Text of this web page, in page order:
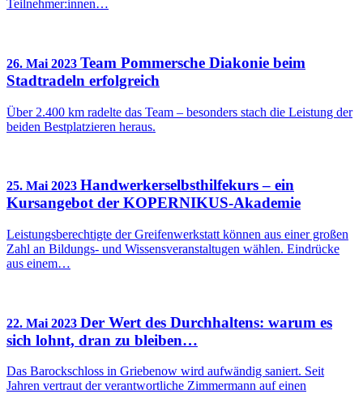
Teilnehmer:innen…
26. Mai 2023 Team Pommersche Diakonie beim
Stadtradeln erfolgreich
Über 2.400 km radelte das Team – besonders stach die Leistung der
beiden Bestplatzieren heraus.
25. Mai 2023 Handwerkerselbsthilfekurs – ein
Kursangebot der KOPERNIKUS-Akademie
Leistungsberechtigte der Greifenwerkstatt können aus einer großen
Zahl an Bildungs- und Wissensveranstaltugen wählen. Eindrücke
aus einem…
22. Mai 2023 Der Wert des Durchhaltens: warum es
sich lohnt, dran zu bleiben…
Das Barockschloss in Griebenow wird aufwändig saniert. Seit
Jahren vertraut der verantwortliche Zimmermann auf einen